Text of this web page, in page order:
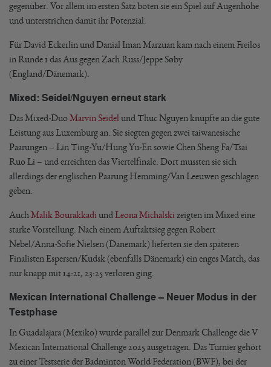
gegenüber. Vor allem im ersten Satz boten sie ein Spiel auf Augenhöhe
und unterstrichen damit ihr Potenzial.
Für David Eckerlin und Danial Iman Marzuan kam nach einem Freilos
in Runde 1 das Aus gegen Zach Russ/Jeppe Søby
(England/Dänemark).
Mixed: Seidel/Nguyen erneut stark
Das Mixed-DuoMarvin Seidel und Thuc Nguyen knüpfte an die gute
Leistung aus Luxemburg an. Sie siegten gegen zwei taiwanesische
Paarungen – Lin Ting-Yu/Hung Yu-En sowie Chen Sheng Fa/Tsai
Ruo Li – und erreichten das Viertelfinale. Dort mussten sie sich
allerdings der englischen Paarung Hemming/Van Leeuwen geschlagen
geben.
Auch Malik Bourakkadi und Leona Michalski zeigten im Mixed eine
starke Vorstellung. Nach einem Auftaktsieg gegen Robert
Nebel/Anna-Sofie Nielsen (Dänemark) lieferten sie den späteren
Finalisten Espersen/Kudsk (ebenfalls Dänemark) ein enges Match, das
nur knapp mit 14:21, 23:25 verloren ging.
Mexican International Challenge – Neuer Modus in der
Testphase
In Guadalajara (Mexiko) wurde parallel zur Denmark Challenge die V
Mexican International Challenge 2025 ausgetragen. Das Turnier gehört
zu einer Testserie der Badminton World Federation (BWF), bei der